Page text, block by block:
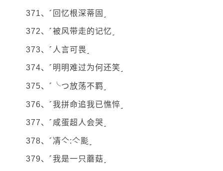
371、˹回忆根深蒂固˼
372、˹被风带走的记忆˼
373、˹人言可畏˼
374、˹明明难过为何还笑˼
375、˹╰つ放荡不羁˼
376、˹我拼命追我已憔悴˼
377、˹咸蛋超人会哭˼
378、˹凊亽:亽颩˼
379、˹我是一只蘑菇˼